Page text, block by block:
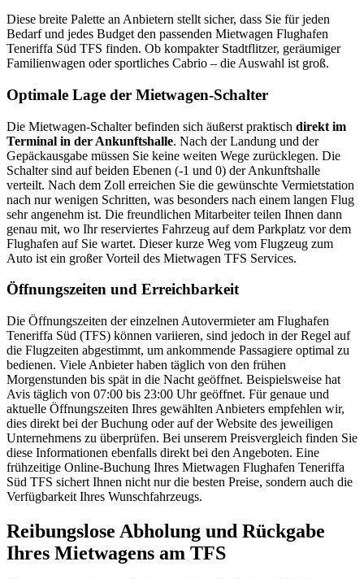
Diese breite Palette an Anbietern stellt sicher, dass Sie für jeden
Bedarf und jedes Budget den passenden Mietwagen Flughafen
Teneriffa Süd TFS finden. Ob kompakter Stadtflitzer, geräumiger
Familienwagen oder sportliches Cabrio – die Auswahl ist groß.
Optimale Lage der Mietwagen-Schalter
Die Mietwagen-Schalter befinden sich äußerst praktisch direkt im
Terminal in der Ankunftshalle. Nach der Landung und der
Gepäckausgabe müssen Sie keine weiten Wege zurücklegen. Die
Schalter sind auf beiden Ebenen (-1 und 0) der Ankunftshalle
verteilt. Nach dem Zoll erreichen Sie die gewünschte Vermietstation
nach nur wenigen Schritten, was besonders nach einem langen Flug
sehr angenehm ist. Die freundlichen Mitarbeiter teilen Ihnen dann
genau mit, wo Ihr reserviertes Fahrzeug auf dem Parkplatz vor dem
Flughafen auf Sie wartet. Dieser kurze Weg vom Flugzeug zum
Auto ist ein großer Vorteil des Mietwagen TFS Services.
Öffnungszeiten und Erreichbarkeit
Die Öffnungszeiten der einzelnen Autovermieter am Flughafen
Teneriffa Süd (TFS) können variieren, sind jedoch in der Regel auf
die Flugzeiten abgestimmt, um ankommende Passagiere optimal zu
bedienen. Viele Anbieter haben täglich von den frühen
Morgenstunden bis spät in die Nacht geöffnet. Beispielsweise hat
Avis täglich von 07:00 bis 23:00 Uhr geöffnet. Für genaue und
aktuelle Öffnungszeiten Ihres gewählten Anbieters empfehlen wir,
dies direkt bei der Buchung oder auf der Website des jeweiligen
Unternehmens zu überprüfen. Bei unserem Preisvergleich finden Sie
diese Informationen ebenfalls direkt bei den Angeboten. Eine
frühzeitige Online-Buchung Ihres Mietwagen Flughafen Teneriffa
Süd TFS sichert Ihnen nicht nur die besten Preise, sondern auch die
Verfügbarkeit Ihres Wunschfahrzeugs.
Reibungslose Abholung und Rückgabe
Ihres Mietwagens am TFS